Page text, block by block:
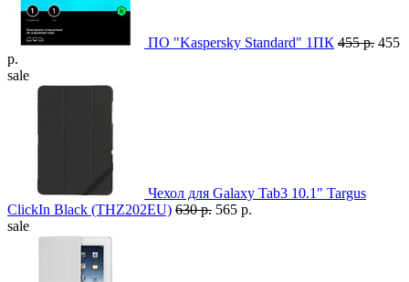
ПО "Kaspersky Standard" 1ПК 455 р. 455
р.
sale
Чехол для Galaxy Tab3 10.1" Targus
ClickIn Black (THZ202EU) 630 р. 565 р.
sale